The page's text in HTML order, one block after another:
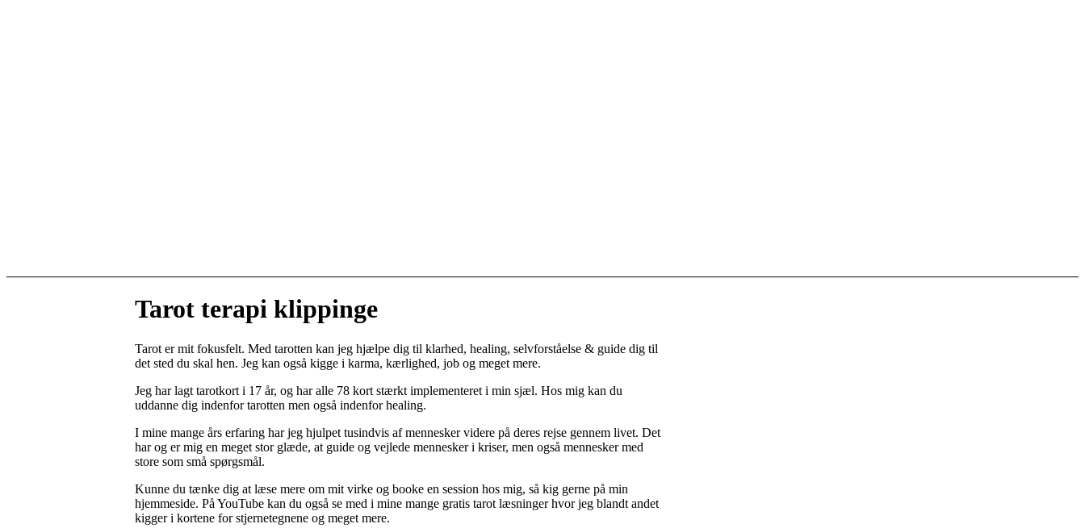
Tarot terapi klippinge
Tarot er mit fokusfelt. Med tarotten kan jeg hjælpe dig til klarhed, healing, selvforståelse & guide dig til
det sted du skal hen. Jeg kan også kigge i karma, kærlighed, job og meget mere.
Jeg har lagt tarotkort i 17 år, og har alle 78 kort stærkt implementeret i min sjæl. Hos mig kan du
uddanne dig indenfor tarotten men også indenfor healing.
I mine mange års erfaring har jeg hjulpet tusindvis af mennesker videre på deres rejse gennem livet. Det
har og er mig en meget stor glæde, at guide og vejlede mennesker i kriser, men også mennesker med
store som små spørgsmål.
Kunne du tænke dig at læse mere om mit virke og booke en session hos mig, så kig gerne på min
hjemmeside. På YouTube kan du også se med i mine mange gratis tarot læsninger hvor jeg blandt andet
kigger i kortene for stjernetegnene og meget mere.